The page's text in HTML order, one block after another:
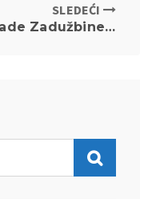
SLEDEĆI
Konkurs za dodelu nagrade Zadužbine Đoke Vlajkovića